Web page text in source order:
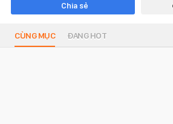
Chia sẻ
CÙNG MỤC ĐANG HOT